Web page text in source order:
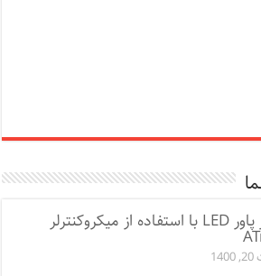
مدار دیمر پاور LED با استفاده از میکروکنترلر